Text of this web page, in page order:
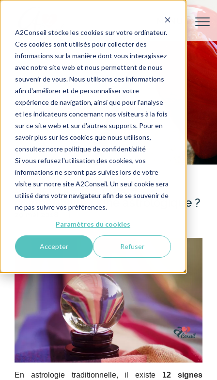
A2Conseil stocke les cookies sur votre ordinateur.
Ces cookies sont utilisés pour collecter des
informations sur la manière dont vous interagissez
avec notre site web et nous permettent de nous
souvenir de vous. Nous utilisons ces informations
afin d'améliorer et de personnaliser votre
expérience de navigation, ainsi que pour l'analyse
et les indicateurs concernant nos visiteurs à la fois
sur ce site web et sur d'autres supports. Pour en
savoir plus sur les cookies que nous utilisons,
consultez notre politique de confidentialité
Si vous refusez l'utilisation des cookies, vos
informations ne seront pas suivies lors de votre
visite sur notre site A2Conseil. Un seul cookie sera
utilisé dans votre navigateur afin de se souvenir de
ne pas suivre vos préférences.
Paramètres du cookies
Accepter Refuser
Vie amoureuse, quelle
compatibilité signe astrologique ?
En astrologie traditionnelle, il existe 12 signes